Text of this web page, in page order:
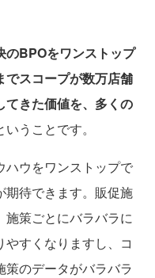
のBPOをワンストップ
でスコープが数万店舗
てきた価値を、多くの
いうことです。
ウをワンストップで
期待できます。販促施
策ごとにバラバラに
すくなりますし、コ
のデータがバラバラ